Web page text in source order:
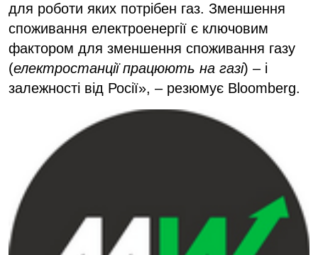
для роботи яких потрібен газ. Зменшення
споживання електроенергії є ключовим
фактором для зменшення споживання газу
(електростанції працюють на газі) – і
залежності від Росії», – резюмує Bloomberg.